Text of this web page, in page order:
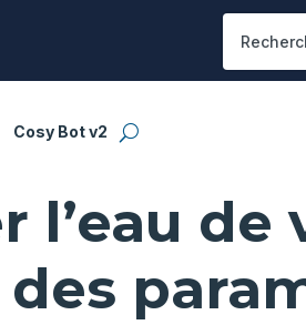
Cosy Bot v2
l’eau de